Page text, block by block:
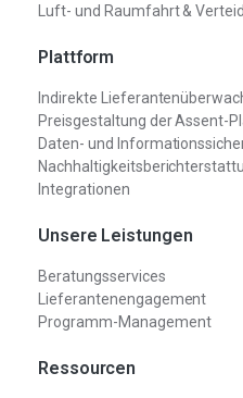
Luft- und Raumfahrt &
Plattform
Indirekte
Preisgestaltung der Assent-
Daten- und
Integrationen
Unsere Leistungen
Beratungsservices
Lieferantenengagement
Programm-Management
Ressourcen